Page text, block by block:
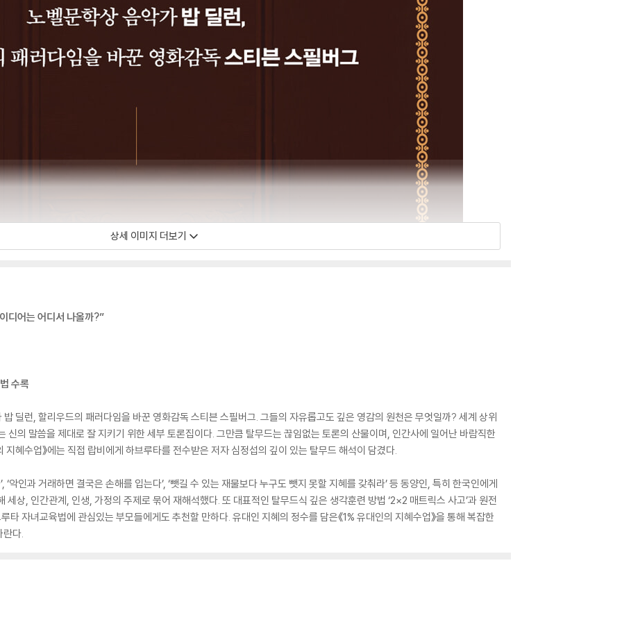
상세 이미지 더보기
디어는 어디서 나올까?”
수록
딜런, 할리우드의 패러다임을 바꾼 영화감독 스티븐 스필버그. 그들의 자유롭고도 깊은 영감의 원천은 무엇일까? 세계 상위
신의 말씀을 제대로 잘 지키기 위한 세부 토론집이다. 그만큼 탈무드는 끊임없는 토론의 산물이며, 인간사에 일어난 바람직한
지혜수업》에는 직접 랍비에게 하브루타를 전수받은 저자 심정섭의 깊이 있는 탈무드 해석이 담겼다.
‘악인과 거래하면 결국은 손해를 입는다’, ‘뺏길 수 있는 재물보다 누구도 뺏지 못할 지혜를 갖춰라’ 등 동양인, 특히 한국인에게
세상, 인간관계, 인생, 가정의 주제로 묶어 재해석했다. 또 대표적인 탈무드식 깊은 생각훈련 방법 ‘2×2 매트릭스 사고’과 원전
타 자녀교육법에 관심있는 부모들에게도 추천할 만하다. 유대인 지혜의 정수를 담은《1% 유대인의 지혜수업》을 통해 복잡한
란다.